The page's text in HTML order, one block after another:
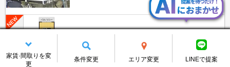
画像：16枚
敷
1階
1DK 29.09m²
家賃·間取りを変
更
条件変更 エリア変更 LINEで提案